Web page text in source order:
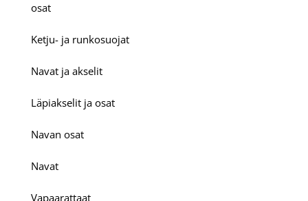
osat
Ketju- ja runkosuojat
Navat ja akselit
Läpiakselit ja osat
Navan osat
Navat
Vapaarattaat